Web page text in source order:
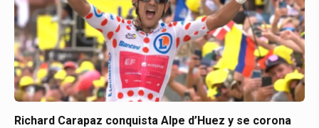
Richard Carapaz conquista Alpe d’Huez y se corona